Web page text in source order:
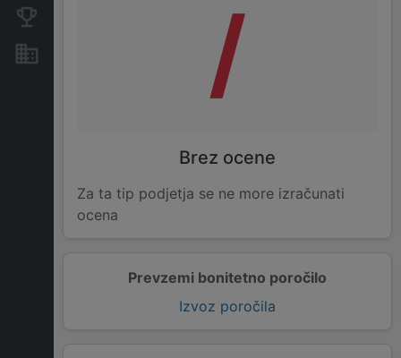
Prevzemi bonitetno poročilo
Izvoz poročila
/
Brez ocene
Za ta tip podjetja se ne more izračunati
ocena